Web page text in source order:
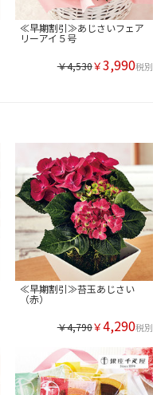
≪早期割引≫あじさいフェア
リーアイ５号
￥4,530￥3,990税別
≪早期割引≫苔玉あじさい
（赤）
￥4,790￥4,290税別